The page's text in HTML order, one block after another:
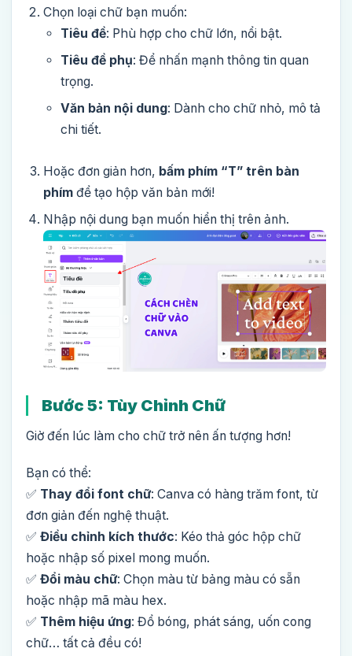
Chọn loại chữ bạn muốn:
Tiêu đề: Phù hợp cho chữ lớn, nổi bật.
Tiêu đề phụ: Để nhấn mạnh thông tin quan
trọng.
Văn bản nội dung: Dành cho chữ nhỏ, mô tả
chi tiết.
Hoặc đơn giản hơn, bấm phím “T” trên bàn
phím để tạo hộp văn bản mới!
Nhập nội dung bạn muốn hiển thị trên ảnh.
Bước 5: Tùy Chỉnh Chữ
Giờ đến lúc làm cho chữ trở nên ấn tượng hơn!
Bạn có thể:
✅ Thay đổi font chữ: Canva có hàng trăm font, từ
đơn giản đến nghệ thuật.
✅ Điều chỉnh kích thước: Kéo thả góc hộp chữ
hoặc nhập số pixel mong muốn.
✅ Đổi màu chữ: Chọn màu từ bảng màu có sẵn
hoặc nhập mã màu hex.
✅ Thêm hiệu ứng: Đổ bóng, phát sáng, uốn cong
chữ… tất cả đều có!